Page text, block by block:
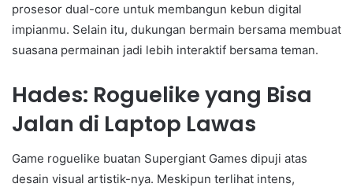
prosesor dual-core untuk membangun kebun digital
impianmu. Selain itu, dukungan bermain bersama membuat
suasana permainan jadi lebih interaktif bersama teman.
Hades: Roguelike yang Bisa
Jalan di Laptop Lawas
Game roguelike buatan Supergiant Games dipuji atas
desain visual artistik-nya. Meskipun terlihat intens,